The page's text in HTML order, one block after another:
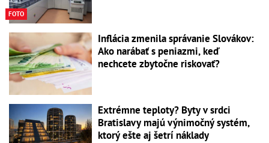
FOTO
Inflácia zmenila správanie Slovákov:
Ako narábať s peniazmi, keď
nechcete zbytočne riskovať?
Extrémne teploty? Byty v srdci
Bratislavy majú výnimočný systém,
ktorý ešte aj šetrí náklady